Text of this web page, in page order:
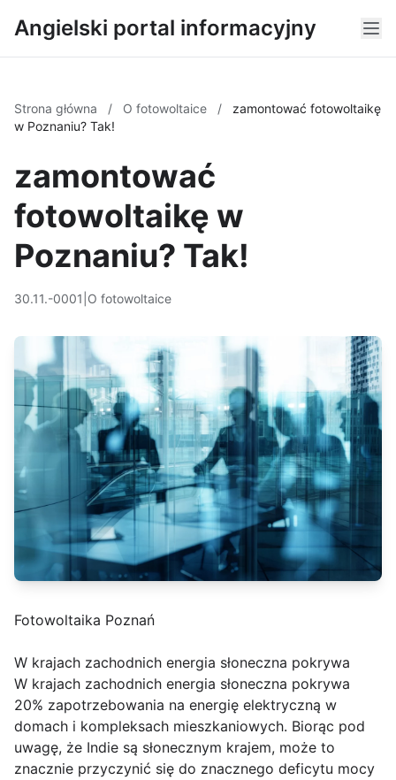
Angielski portal informacyjny
Strona główna / O fotowoltaice /
zamontować fotowoltaikę
w Poznaniu? Tak!
zamontować
fotowoltaikę w
Poznaniu? Tak!
30.11.-0001 O fotowoltaice
Fotowoltaika Poznań
W krajach zachodnich energia słoneczna pokrywa
W krajach zachodnich energia słoneczna pokrywa
20% zapotrzebowania na energię elektryczną w
domach i kompleksach mieszkaniowych. Biorąc pod
uwagę, że Indie są słonecznym krajem, może to
znacznie przyczynić się do znacznego deficytu mocy